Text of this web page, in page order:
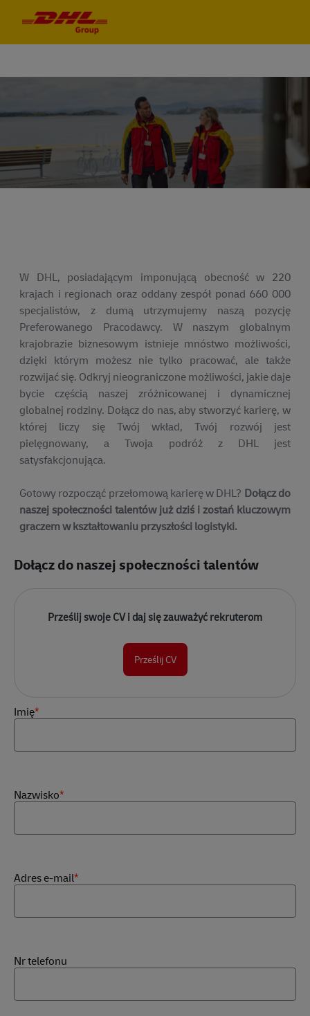
W DHL, posiadającym imponującą obecność w 220
krajach i regionach oraz oddany zespół ponad 660 000
specjalistów, z dumą utrzymujemy naszą pozycję
Preferowanego Pracodawcy. W naszym globalnym
krajobrazie biznesowym istnieje mnóstwo możliwości,
dzięki którym możesz nie tylko pracować, ale także
rozwijać się. Odkryj nieograniczone możliwości, jakie daje
bycie częścią naszej zróżnicowanej i dynamicznej
globalnej rodziny. Dołącz do nas, aby stworzyć karierę, w
której liczy się Twój wkład, Twój rozwój jest
pielęgnowany, a Twoja podróż z DHL jest
satysfakcjonująca.
Gotowy rozpocząć przełomową karierę w DHL? Dołącz do
naszej społeczności talentów już dziś i zostań kluczowym
graczem w kształtowaniu przyszłości logistyki.
Dołącz do naszej społeczności talentów
Upload options
Prześlij swoje CV i daj się zauważyć rekruterom
Prześlij CV
Imię*
Nazwisko*
Adres e-mail*
Nr telefonu